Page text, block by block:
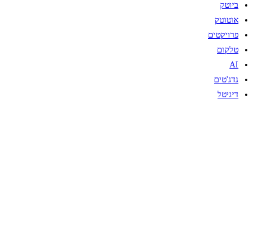
ביוטק
אוטוטק
פרויקטים
טלקום
AI
גדג'טים
דיגיטל